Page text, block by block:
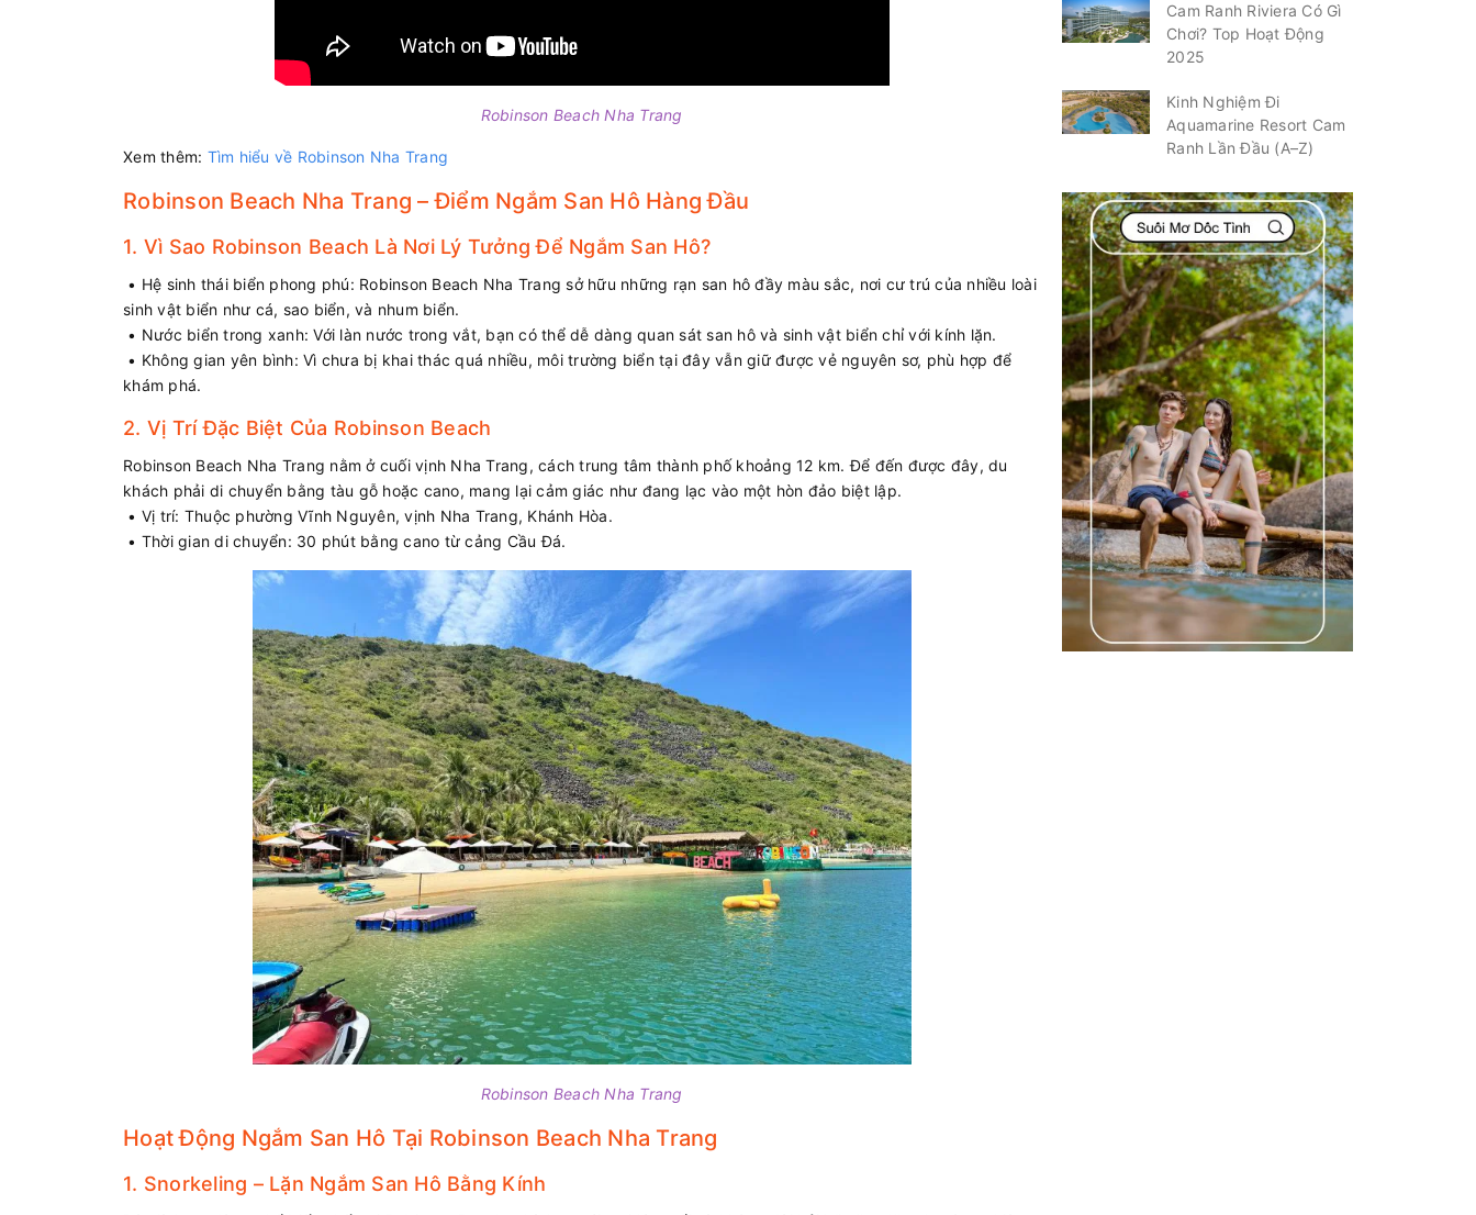
Robinson Beach Nha Trang
Xem thêm: Tìm hiểu về Robinson Nha Trang
Robinson Beach Nha Trang – Điểm Ngắm San Hô Hàng Đầu
1. Vì Sao Robinson Beach Là Nơi Lý Tưởng Để Ngắm San Hô?
• Hệ sinh thái biển phong phú: Robinson Beach Nha Trang sở hữu những rạn san hô đầy màu sắc, nơi cư trú của nhiều loài
sinh vật biển như cá, sao biển, và nhum biển.
• Nước biển trong xanh: Với làn nước trong vắt, bạn có thể dễ dàng quan sát san hô và sinh vật biển chỉ với kính lặn.
• Không gian yên bình: Vì chưa bị khai thác quá nhiều, môi trường biển tại đây vẫn giữ được vẻ nguyên sơ, phù hợp để
khám phá.
2. Vị Trí Đặc Biệt Của Robinson Beach
Robinson Beach Nha Trang nằm ở cuối vịnh Nha Trang, cách trung tâm thành phố khoảng 12 km. Để đến được đây, du
khách phải di chuyển bằng tàu gỗ hoặc cano, mang lại cảm giác như đang lạc vào một hòn đảo biệt lập.
• Vị trí: Thuộc phường Vĩnh Nguyên, vịnh Nha Trang, Khánh Hòa.
• Thời gian di chuyển: 30 phút bằng cano từ cảng Cầu Đá.
Robinson Beach Nha Trang
Hoạt Động Ngắm San Hô Tại Robinson Beach Nha Trang
1. Snorkeling – Lặn Ngắm San Hô Bằng Kính
Cam Ranh Riviera Có Gì
Chơi? Top Hoạt Động
2025
Kinh Nghiệm Đi
Aquamarine Resort Cam
Ranh Lần Đầu (A–Z)